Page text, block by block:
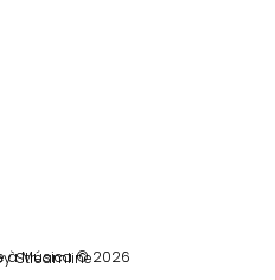
à Música © 2026
Streamline